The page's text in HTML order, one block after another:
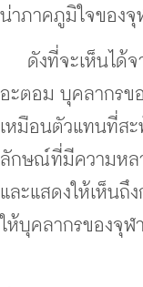
น่าภาคภูมิใจของจุ
ดังที่จะเห็นได้
อะตอม บุคลากรข
เหมือนตัวแทนที่ส
ลักษณ์ที่มีความหล
และแสดงให้เห็นถึ
ให้บุคลากรของจุฬ